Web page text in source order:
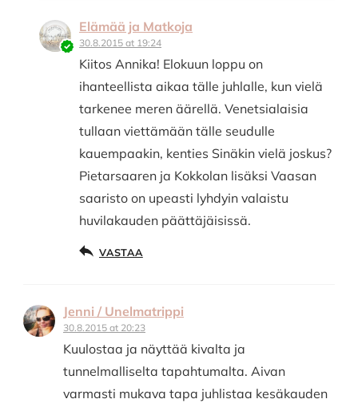
Elämää ja Matkoja
30.8.2015 at 19:24
Kiitos Annika! Elokuun loppu on
ihanteellista aikaa tälle juhlalle, kun vielä
tarkenee meren äärellä. Venetsialaisia
tullaan viettämään tälle seudulle
kauempaakin, kenties Sinäkin vielä joskus?
Pietarsaaren ja Kokkolan lisäksi Vaasan
saaristo on upeasti lyhdyin valaistu
huvilakauden päättäjäisissä.
VASTAA
Jenni / Unelmatrippi
30.8.2015 at 20:23
Kuulostaa ja näyttää kivalta ja
tunnelmalliselta tapahtumalta. Aivan
varmasti mukava tapa juhlistaa kesäkauden